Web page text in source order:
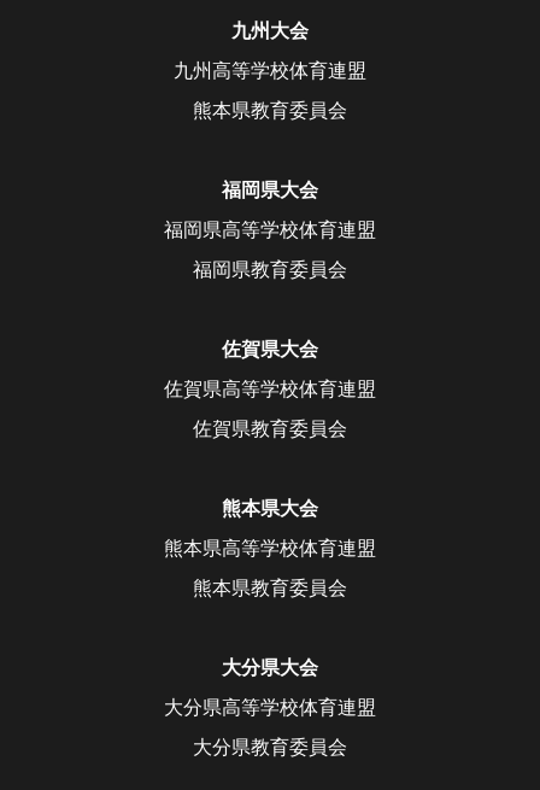
九州大会
九州高等学校体育連盟
熊本県教育委員会
福岡県大会
福岡県高等学校体育連盟
福岡県教育委員会
佐賀県大会
佐賀県高等学校体育連盟
佐賀県教育委員会
熊本県大会
熊本県高等学校体育連盟
熊本県教育委員会
大分県大会
大分県高等学校体育連盟
大分県教育委員会